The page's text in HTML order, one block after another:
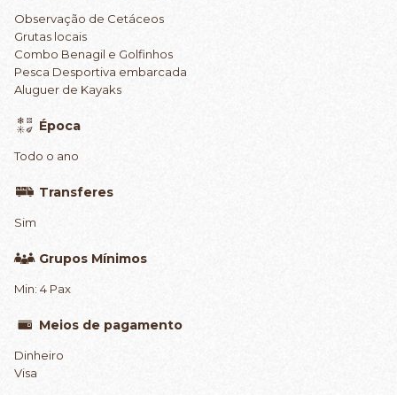
Observação de Cetáceos
Grutas locais
Combo Benagil e Golfinhos
Pesca Desportiva embarcada
Aluguer de Kayaks
Época
Todo o ano
Transferes
Sim
Grupos Mínimos
Min: 4 Pax
Meios de pagamento
Dinheiro
Visa